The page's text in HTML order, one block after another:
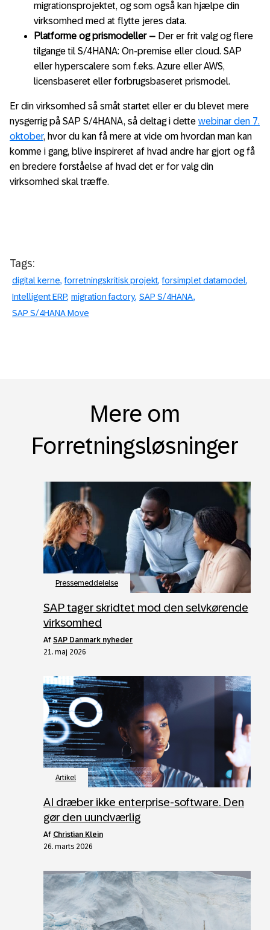
migrationsprojektet, og som også kan hjælpe din
virksomhed med at flytte jeres data.
Platforme og prismodeller – Der er frit valg og flere
tilgange til S/4HANA: On-premise eller cloud. SAP
eller hyperscalere som f.eks. Azure eller AWS,
licensbaseret eller forbrugsbaseret prismodel.
Er din virksomhed så småt startet eller er du blevet mere
nysgerrig på SAP S/4HANA, så deltag i dette webinar den 7.
oktober, hvor du kan få mere at vide om hvordan man kan
komme i gang, blive inspireret af hvad andre har gjort og få
en bredere forståelse af hvad det er for valg din
virksomhed skal træffe.
Tags:
digital kerne forretningskritisk projekt forsimplet datamodel
Intelligent ERP migration factory SAP S/4HANA
SAP S/4HANA Move
Mere om
Forretningsløsninger
Pressemeddelelse
SAP tager skridtet mod den selvkørende
virksomhed
af SAP Danmark nyheder
21. maj 2026
Artikel
AI dræber ikke enterprise-software. Den
gør den uundværlig
af Christian Klein
26. marts 2026